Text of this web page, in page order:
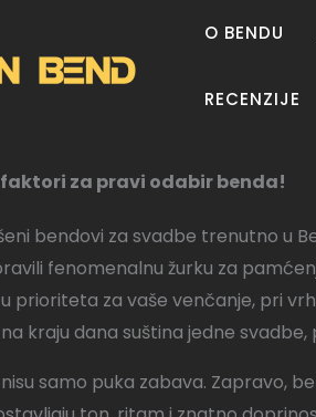
O BENDU
RECENZIJE
za pravi odabir benda!
bendovi za svadbe trenutno u
fenomenalnu žurku za
prioriteta za vaše venčanje, pri
kraju dana suština jedne
samo puka zabava. Zapravo,